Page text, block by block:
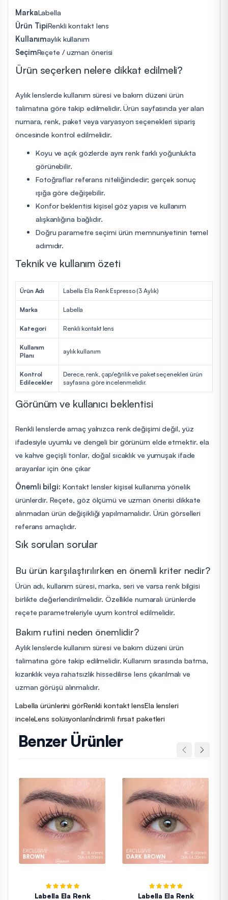
MarkaLabella
Ürün TipiRenkli kontakt lens
Kullanımaylık kullanım
SeçimReçete / uzman önerisi
Ürün seçerken nelere dikkat edilmeli?
Aylık lenslerde kullanım süresi ve bakım düzeni ürün
talimatına göre takip edilmelidir. Ürün sayfasında yer alan
numara, renk, paket veya varyasyon seçenekleri sipariş
öncesinde kontrol edilmelidir.
Koyu ve açık gözlerde aynı renk farklı yoğunlukta
görünebilir.
Fotoğraflar referans niteliğindedir; gerçek sonuç
ışığa göre değişebilir.
Konfor beklentisi kişisel göz yapısı ve kullanım
alışkanlığına bağlıdır.
Doğru parametre seçimi ürün memnuniyetinin temel
adımıdır.
Teknik ve kullanım özeti
Ürün Adı Labella Ela Renk Espresso (3 Aylık)
Marka Labella
Kategori Renkli kontakt lens
Kullanım
Planı
aylık kullanım
Kontrol
Edilecekler
Derece, renk, çap/eğrilik ve paket seçenekleri ürün
sayfasına göre incelenmelidir.
Görünüm ve kullanıcı beklentisi
Renkli lenslerde amaç yalnızca renk değişimi değil, yüz
ifadesiyle uyumlu ve dengeli bir görünüm elde etmektir. ela
ve kahve geçişli tonlar, doğal sıcaklık ve yumuşak ifade
arayanlar için öne çıkar
Önemli bilgi: Kontakt lensler kişisel kullanıma yönelik
ürünlerdir. Reçete, göz ölçümü ve uzman önerisi dikkate
alınmadan ürün değişikliği yapılmamalıdır. Ürün görselleri
referans amaçlıdır.
Sık sorulan sorular
Bu ürün karşılaştırılırken en önemli kriter nedir?
Ürün adı, kullanım süresi, marka, seri ve varsa renk bilgisi
birlikte değerlendirilmelidir. Özellikle numaralı ürünlerde
reçete parametreleriyle uyum kontrol edilmelidir.
Bakım rutini neden önemlidir?
Aylık lenslerde kullanım süresi ve bakım düzeni ürün
talimatına göre takip edilmelidir. Kullanım sırasında batma,
kızarıklık veya rahatsızlık hissedilirse lens çıkarılmalı ve
uzman görüşü alınmalıdır.
Labella ürünlerini görRenkli kontakt lensEla lensleri
inceleLens solüsyonlarıİndirimli fırsat paketleri
Benzer Ürünler
Labella Ela Renk
Labella Ela Renk